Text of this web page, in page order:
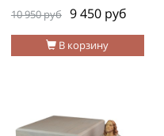
В корзину
10 950 руб 9 450 руб